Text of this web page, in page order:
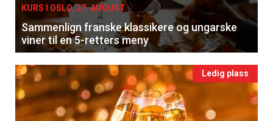
KURS I OSLO, 27. AUGUST
Sammenlign franske klassikere og ungarske
viner til en 5-retters meny
Ledig plass